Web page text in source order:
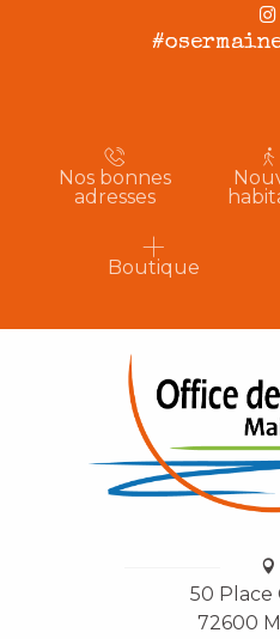
Nos bonnes
adresses
Boutique
50 Place
72600